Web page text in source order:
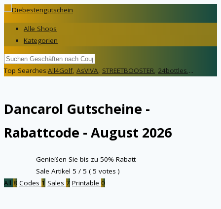
Alle Shops
Kategorien
Top Searches:All4Golf, AsVIVA, STREETBOOSTER, 24bottles,...
Dancarol Gutscheine -
Rabattcode - August 2026
Genießen Sie bis zu 50% Rabatt
Sale Artikel 5 / 5 ( 5 votes )
All 8 Codes 1 Sales 7 Printable 0